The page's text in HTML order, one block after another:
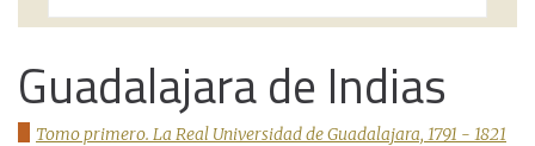
Períodos Históricos
Galería
Guadalajara de Indias
Tomo primero. La Real Universidad de Guadalajara, 1791 - 1821